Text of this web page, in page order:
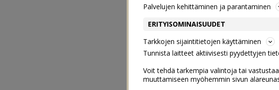
Palvelujen kehittäminen ja parantaminen
ERITYISOMINAISUUDET
Tarkkojen sijaintitietojen käyttäminen
Tunnista laitteet aktiivisesti pyydettyjen
Voit tehdä tarkempia valintoja tai
muuttamiseen myöhemmin sivun